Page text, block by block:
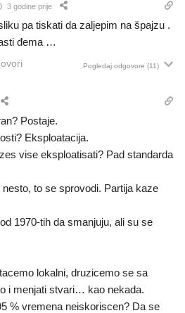
3 godine prije
pa tiskati da zaljepim na špajzu .
đema …
Pogledaj odgovore (11)
Postaje.
Eksploatacija.
vise eksploatisati? Pad standarda
to se sprovodi. Partija kaze
1970-tih da smanjuju, ali su se
lokalni, druzicemo se sa
i menjati stvari… kao nekada.
% vremena neiskoriscen? Da se